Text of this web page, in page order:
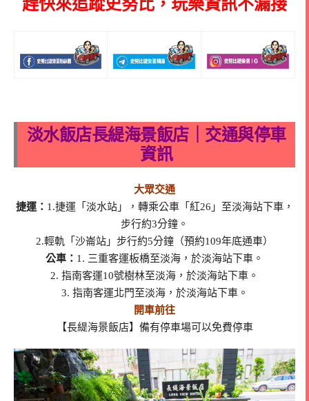
趕快來追蹤史努比，玩樂資訊不漏接
淡水飯店長緹海景飯店｜交通與停車
資訊
大眾交通
捷運： 1.捷運「淡水站」，轉乘公車「紅26」至淡海站下車，
步行約3分鐘。
2.輕軌「沙崙站」步行約5分鐘（預約109年底通車）
公車： 1. 三重客運板橋至淡海，於淡海站下車。
2. 指南客運10號樹林至淡海，於淡海站下車。
3. 指南客運北門至淡海，於淡海站下車。
開車前往
【長緹海景飯店】備有停車場可以免費停車